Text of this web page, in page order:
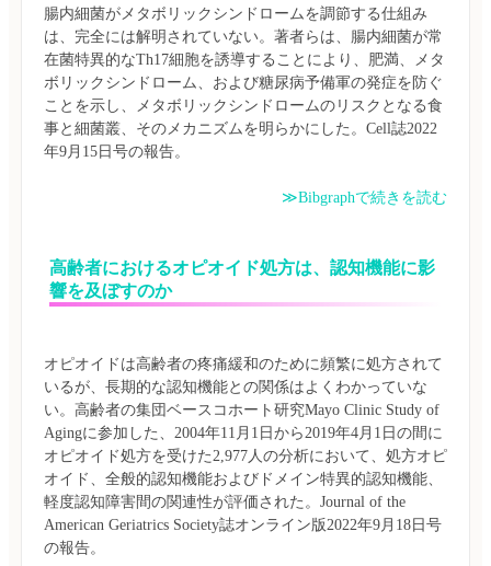
腸内細菌がメタボリックシンドロームを調節する仕組み
は、完全には解明されていない。著者らは、腸内細菌が常
在菌特異的なTh17細胞を誘導することにより、肥満、メタ
ボリックシンドローム、および糖尿病予備軍の発症を防ぐ
ことを示し、メタボリックシンドロームのリスクとなる食
事と細菌叢、そのメカニズムを明らかにした。Cell誌2022
≫Bibgraphで続きを読む
高齢者におけるオピオイド処方は、認知機能に影
響を及ぼすのか
オピオイドは高齢者の疼痛緩和のために頻繁に処方されて
いるが、長期的な認知機能との関係はよくわかっていな
い。高齢者の集団ベースコホート研究Mayo Clinic Study of
Agingに参加した、2004年11月1日から2019年4月1日の間に
オピオイド処方を受けた2,977人の分析において、処方オピ
オイド、全般的認知機能およびドメイン特異的認知機能、
軽度認知障害間の関連性が評価された。Journal of the
American Geriatrics Society誌オンライン版2022年9月18日号